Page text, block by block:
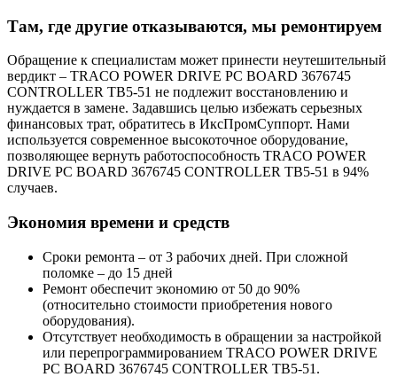
Там, где другие отказываются, мы ремонтируем
Обращение к специалистам может принести неутешительный
вердикт – TRACO POWER DRIVE PC BOARD 3676745
CONTROLLER TB5-51 не подлежит восстановлению и
нуждается в замене. Задавшись целью избежать серьезных
финансовых трат, обратитесь в ИксПромСуппорт. Нами
используется современное высокоточное оборудование,
позволяющее вернуть работоспособность TRACO POWER
DRIVE PC BOARD 3676745 CONTROLLER TB5-51 в 94%
случаев.
Экономия времени и средств
Сроки ремонта – от 3 рабочих дней. При сложной
поломке – до 15 дней
Ремонт обеспечит экономию от 50 до 90%
(относительно стоимости приобретения нового
оборудования).
Отсутствует необходимость в обращении за настройкой
или перепрограммированием TRACO POWER DRIVE
PC BOARD 3676745 CONTROLLER TB5-51.